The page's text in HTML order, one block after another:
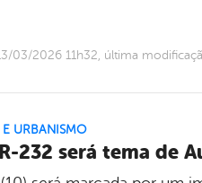
03/2026 11h32, última
E URBANISMO
232 será tema de